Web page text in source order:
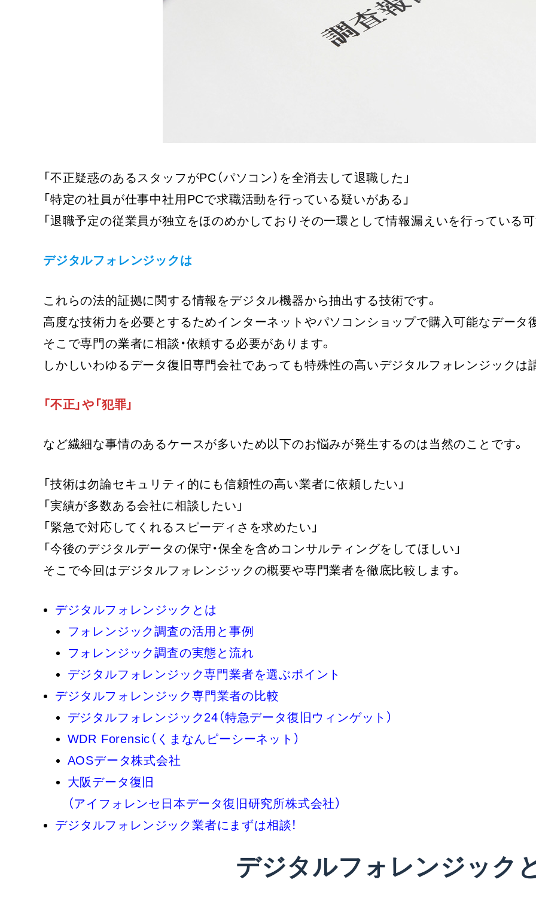
「不正疑惑のあるスタッフがPC（パソコン）を全消去して退職した」
「特定の社員が仕事中社用PCで求職活動を行っている疑いがある」
「退職予定の従業員が独立をほのめかしておりその一環として情報漏えいを行っている可
デジタルフォレンジックは
これらの法的証拠に関する情報をデジタル機器から抽出する技術です。
高度な技術力を必要とするためインターネットやパソコンショップで購入可能なデータ
そこで専門の業者に相談・依頼する必要があります。
しかしいわゆるデータ復旧専門会社であっても特殊性の高いデジタルフォレンジックは
「不正」や「犯罪」
など繊細な事情のあるケースが多いため以下のお悩みが発生するのは当然のことです。
「技術は勿論セキュリティ的にも信頼性の高い業者に依頼したい」
「実績が多数ある会社に相談したい」
「緊急で対応してくれるスピーディさを求めたい」
「今後のデジタルデータの保守・保全を含めコンサルティングをしてほしい」
そこで今回はデジタルフォレンジックの概要や専門業者を徹底比較します。
デジタルフォレンジックとは
フォレンジック調査の活用と事例
フォレンジック調査の実態と流れ
デジタルフォレンジック専門業者を選ぶポイント
デジタルフォレンジック専門業者の比較
デジタルフォレンジック24（特急データ復旧ウィンゲット）
WDR Forensic（くまなんピーシーネット）
AOSデータ株式会社
大阪データ復旧
（アイフォレンセ日本データ復旧研究所株式会社）
デジタルフォレンジック業者にまずは相談！
デジタルフォレンジック